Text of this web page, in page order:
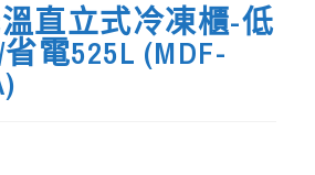
直立式冷凍櫃-低
電525L (MDF-